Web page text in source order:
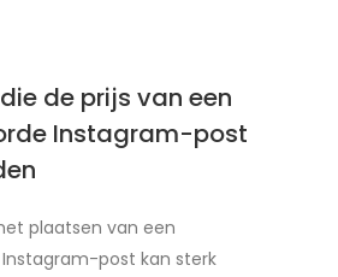
de prijs van een
Instagram-post
plaatsen van een
post kan sterk